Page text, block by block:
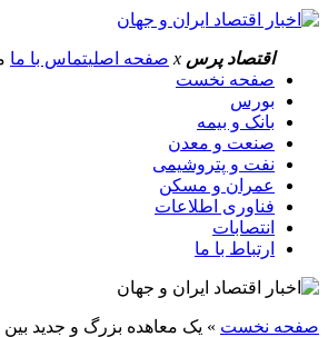
اقتصاد پرس x صفحه اصلیتماس با ما
صفحه نخست
بورس
بانک و بیمه
صنعت و معدن
نفت و پتروشیمی
عمران و مسکن
فناوری اطلاعات
انتصابات
ارتباط با ما
صفحه نخست » یک معاهده بزرگ و جدید بین